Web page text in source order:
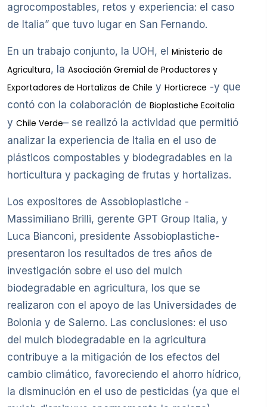
agrocompostables, retos y experiencia: el caso
de Italia” que tuvo lugar en San Fernando.
En un trabajo conjunto, la UOH, el Ministerio de
Agricultura, la Asociación Gremial de Productores y
Exportadores de Hortalizas de Chile y Horticrece -y que
contó con la colaboración de Bioplastiche Ecoitalia
y Chile Verde– se realizó la actividad que permitió
analizar la experiencia de Italia en el uso de
plásticos compostables y biodegradables en la
horticultura y packaging de frutas y hortalizas.
Los expositores de Assobioplastiche -
Massimiliano Brilli, gerente GPT Group Italia, y
Luca Bianconi, presidente Assobioplastiche-
presentaron los resultados de tres años de
investigación sobre el uso del mulch
biodegradable en agricultura, los que se
realizaron con el apoyo de las Universidades de
Bolonia y de Salerno. Las conclusiones: el uso
del mulch biodegradable en la agricultura
contribuye a la mitigación de los efectos del
cambio climático, favoreciendo el ahorro hídrico,
la disminución en el uso de pesticidas (ya que el